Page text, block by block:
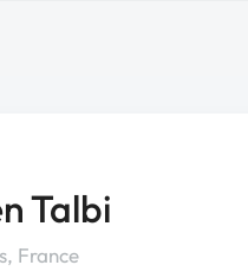
Talbi
France